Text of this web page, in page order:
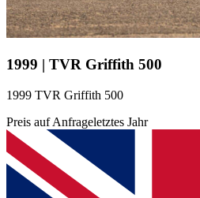
1999 | TVR Griffith 500
1999 TVR Griffith 500
Preis auf Anfrageletztes Jahr